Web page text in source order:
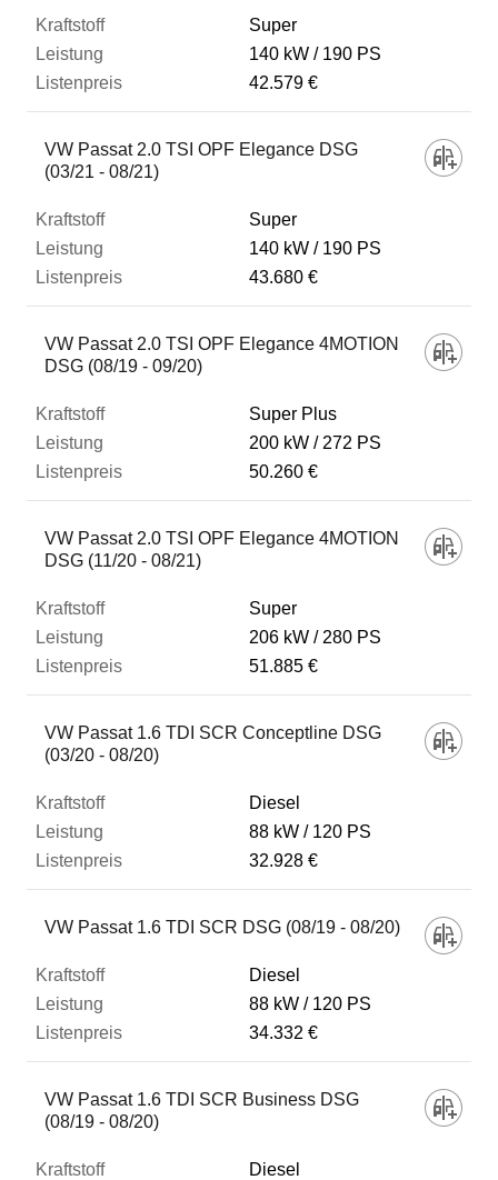
Super
140 kW
190 PS
42.579 €
VW Passat 2.0 TSI OPF Elegance DSG
(03/21 - 08/21)
Super
140 kW
190 PS
43.680 €
VW Passat 2.0 TSI OPF Elegance 4MOTION
DSG (08/19 - 09/20)
Super Plus
200 kW
272 PS
50.260 €
VW Passat 2.0 TSI OPF Elegance 4MOTION
DSG (11/20 - 08/21)
Super
206 kW
280 PS
51.885 €
VW Passat 1.6 TDI SCR Conceptline DSG
(03/20 - 08/20)
Diesel
88 kW
120 PS
32.928 €
VW Passat 1.6 TDI SCR DSG (08/19 - 08/20)
Diesel
88 kW
120 PS
34.332 €
VW Passat 1.6 TDI SCR Business DSG
(08/19 - 08/20)
Diesel